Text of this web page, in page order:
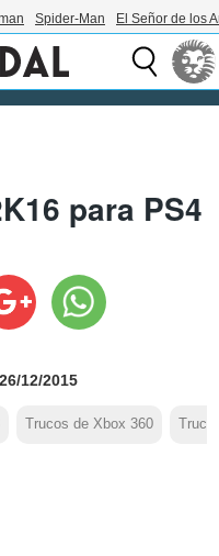
Spider-Man El Señor de los
para PS4
26/12/2015
Trucos de Xbox 360